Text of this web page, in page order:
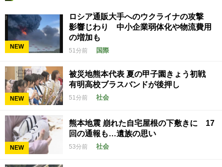
NEW
ロシア通販大手へのウクライナの攻撃
影響じわり 中小企業弱体化や物流費用
の増加も
51分前 国際
NEW
被災地熊本代表 夏の甲子園きょう初戦
有明高校ブラスバンドが後押し
51分前 社会
NEW
熊本地震 崩れた自宅屋根の下敷きに 17
回の通報も…遺族の思い
53分前 社会